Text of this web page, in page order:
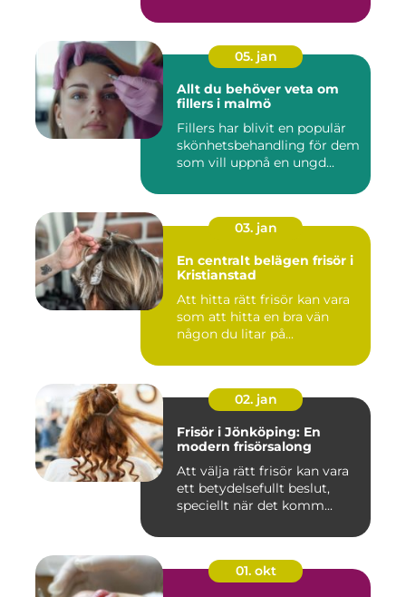
05. jan
Allt du behöver veta om
fillers i malmö
Fillers har blivit en populär
skönhetsbehandling för dem
som vill uppnå en ungd...
03. jan
En centralt belägen frisör i
Kristianstad
Att hitta rätt frisör kan vara
som att hitta en bra vän
någon du litar på...
02. jan
Frisör i Jönköping: En
modern frisörsalong
Att välja rätt frisör kan vara
ett betydelsefullt beslut,
speciellt när det komm...
01. okt